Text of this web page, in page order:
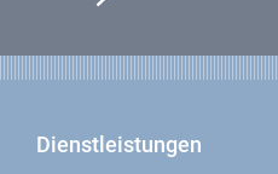
Dienstleistungen